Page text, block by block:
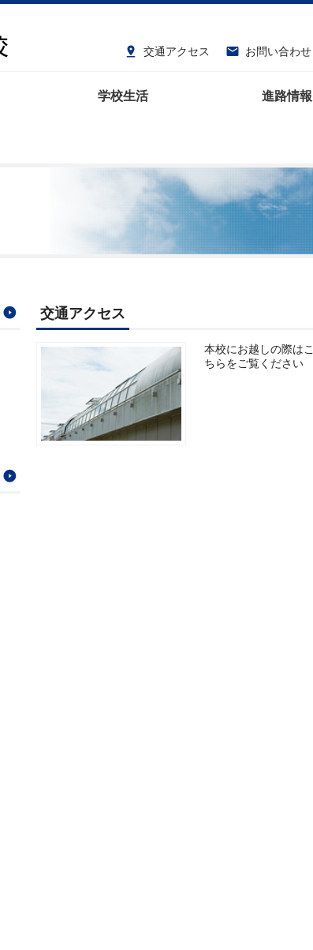
 交通アクセス  お問い合わせ
学校生活 進路情報
交通アクセス
本校にお越しの際はこ
ちらをご覧ください